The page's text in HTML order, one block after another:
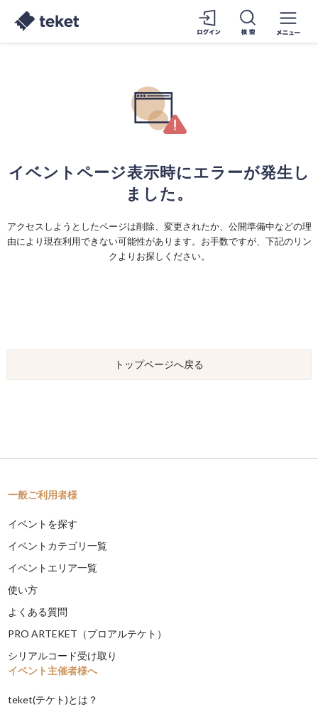
イベントページ表示時にエラーが発生し
ました。
アクセスしようとしたページは削除、変更されたか、公開準備中などの理
由により現在利用できない可能性があります。お手数ですが、下記のリン
クよりお探しください。
トップページへ戻る
一般ご利用者様
イベントを探す
イベントカテゴリ一覧
イベントエリア一覧
使い方
よくある質問
PRO ARTEKET（プロアルテケト）
シリアルコード受け取り
イベント主催者様へ
teket(テケト)とは？